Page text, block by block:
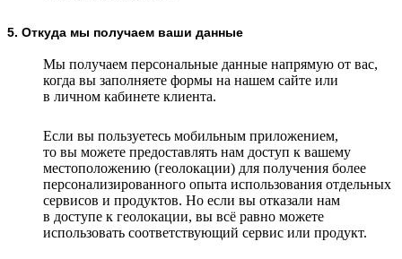
5. Откуда мы получаем ваши данные
Мы получаем персональные данные напрямую от вас,
когда вы заполняете формы на нашем сайте или
в личном кабинете клиента.
Если вы пользуетесь мобильным приложением,
то вы можете предоставлять нам доступ к вашему
местоположению (геолокации) для получения более
персонализированного опыта использования отдельных
сервисов и продуктов. Но если вы отказали нам
в доступе к геолокации, вы всё равно можете
использовать соответствующий сервис или продукт.